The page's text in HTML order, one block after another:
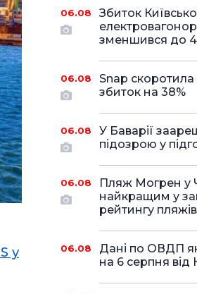
у
06.08
Збиток
зменшився до
06.08
Snap
збиток на 38%
06.08
У Баварії
підозрою у
06.08
Пляж Могрен у
найкращим у
рейтингу пляжів
06.08
Дані по ОВДП
на 6 серпня від